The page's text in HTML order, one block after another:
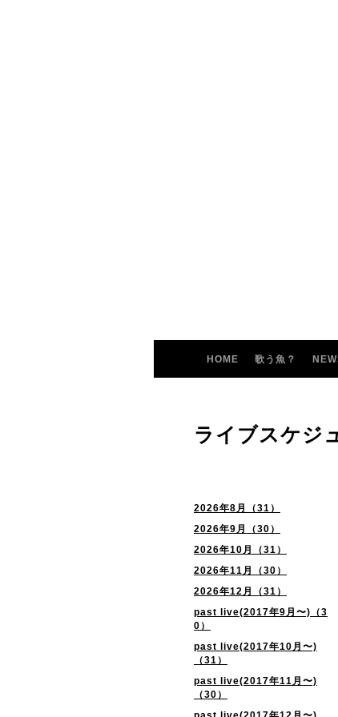
HOME 歌う魚？
2026年8月（31）
2026年9月（30）
2026年10月（31）
2026年11月（30）
2026年12月（31）
past live(2017年9月〜)（3
0）
past live(2017年10月〜)
（31）
past live(2017年11月〜)
（30）
ライブスケジ